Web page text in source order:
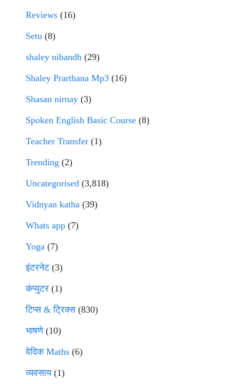
Reviews (16)
Setu (8)
shaley nibandh (29)
Shaley Prarthana Mp3 (16)
Shasan nirnay (3)
Spoken English Basic Course (8)
Teacher Transfer (1)
Trending (2)
Uncategorised (3,818)
Vidnyan katha (39)
Whats app (7)
Yoga (7)
इंटरनेट(3)
कंप्युटर (1)
टिप्स & ट्रिक्स(830)
भाषणे(10)
वेदिक Maths (6)
व्यवसाय(1)